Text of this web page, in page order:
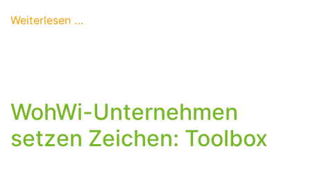
Weiterlesen …
WohWi-Unternehmen
setzen Zeichen: Toolbox